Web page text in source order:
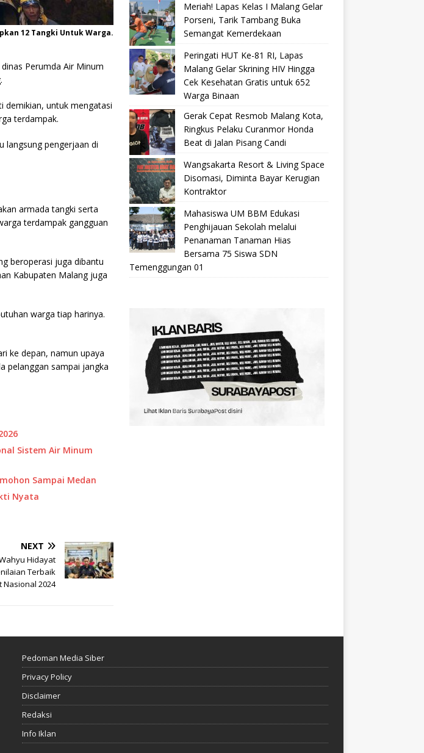
12 Tangki Untuk Warga.
Perumda Air Minum
demikian, untuk mengatasi
terdampak.
langsung pengerjaan di
armada tangki serta
terdampak gangguan
beroperasi juga dibantu
Kabupaten Malang juga
warga tiap harinya.
ke depan, namun upaya
pelanggan sampai jangka
Sistem Air Minum
Sampai Medan
Nyata
NEXT
Hidayat
Terbaik
Nasional 2024
Meriah! Lapas Kelas I Malang Gelar
Porseni, Tarik Tambang Buka
Semangat Kemerdekaan
Peringati HUT Ke-81 RI, Lapas
Malang Gelar Skrining HIV Hingga
Cek Kesehatan Gratis untuk 652
Warga Binaan
Gerak Cepat Resmob Malang Kota,
Ringkus Pelaku Curanmor Honda
Beat di Jalan Pisang Candi
Wangsakarta Resort & Living Space
Disomasi, Diminta Bayar Kerugian
Kontraktor
Mahasiswa UM BBM Edukasi
Penghijauan Sekolah melalui
Penanaman Tanaman Hias
Bersama 75 Siswa SDN
Temenggungan 01
Pedoman Media Siber
Privacy Policy
Disclaimer
Redaksi
Info Iklan